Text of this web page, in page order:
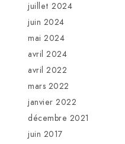
juillet 2024
juin 2024
mai 2024
avril 2024
avril 2022
mars 2022
janvier 2022
décembre 2021
juin 2017